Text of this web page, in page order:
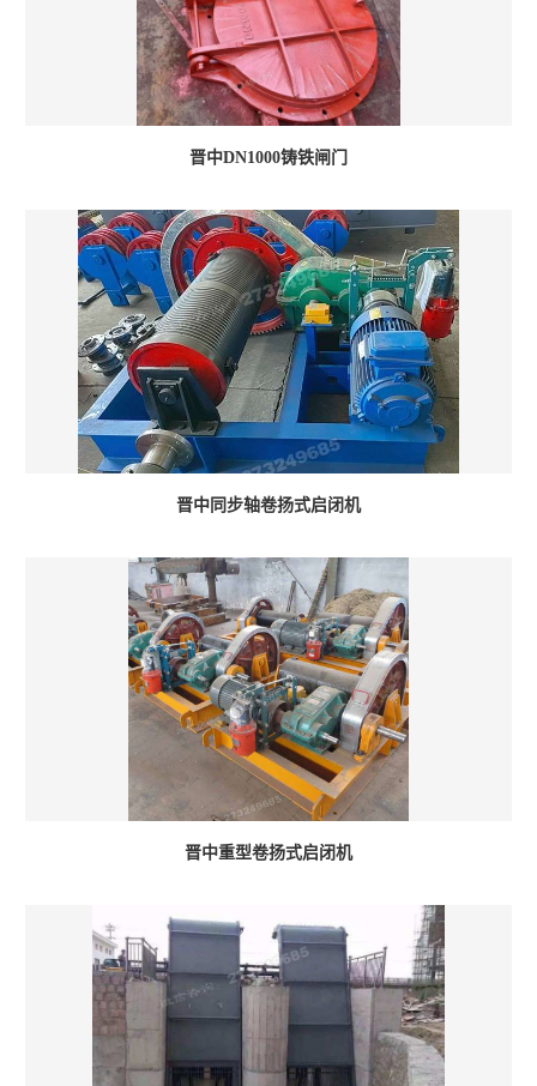
晋中DN1000铸铁闸门
晋中同步轴卷扬式启闭机
晋中重型卷扬式启闭机